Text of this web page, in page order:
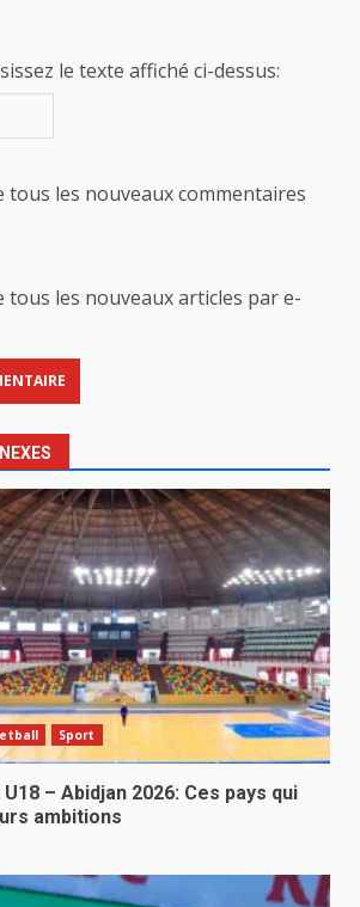
le texte affiché ci-dessus:
tous les nouveaux commentaires
tous les nouveaux articles par e-
Sport
– Abidjan 2026: Ces pays qui
ambitions